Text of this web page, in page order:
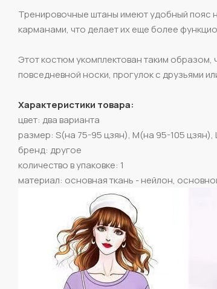
Тренировочные штаны имеют удобный пояс
карманами, что делает их еще более
Этот костюм укомплектован таким образом,
повседневной носки, прогулок с друзьями
Характеристики товара:
цвет: два варианта
размер: S(на 75-95 цзян), M(на 95-105 цзян),
бренд: другое
количество в упаковке: 1
материал: основная ткань - нейлон,